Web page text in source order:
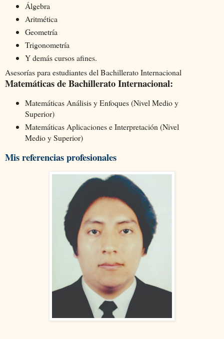
Álgebra
Aritmética
Geometría
Trigonometría
Y demás cursos afines.
Asesorías para estudiantes del Bachillerato Internacional
Matemáticas de Bachillerato Internacional:
Matemáticas Análisis y Enfoques (Nivel Medio y
Superior)
Matemáticas Aplicaciones e Interpretación (Nivel
Medio y Superior)
Mis referencias profesionales